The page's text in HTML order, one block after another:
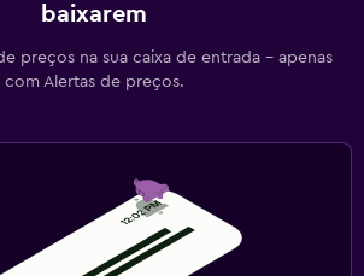
baixarem
preços na sua caixa de entrada - apenas
com Alertas de preços.